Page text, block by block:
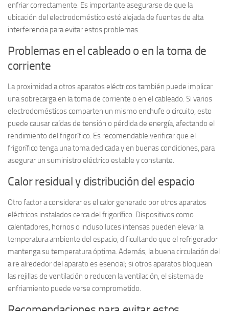
enfriar correctamente. Es importante asegurarse de que la
ubicación del electrodoméstico esté alejada de fuentes de alta
interferencia para evitar estos problemas.
Problemas en el cableado o en la toma de
corriente
La proximidad a otros aparatos eléctricos también puede implicar
una sobrecarga en la toma de corriente o en el cableado. Si varios
electrodomésticos comparten un mismo enchufe o circuito, esto
puede causarcaídas de tensión o pérdida de energía, afectando el
rendimiento del frigorífico. Es recomendable verificar que el
frigorífico tenga una toma dedicada y en buenas condiciones, para
asegurar un suministro eléctrico estable y constante.
Calor residual y distribución del espacio
Otro factor a considerar es el calor generado por otros aparatos
eléctricos instalados cerca del frigorífico. Dispositivos como
calentadores, hornos o incluso luces intensas pueden elevar la
temperatura ambiente del espacio, dificultando que el refrigerador
mantenga su temperatura óptima. Además, la buena circulación del
aire alrededor del aparato es esencial; si otros aparatos bloquean
las rejillas de ventilación o reducen la ventilación, el sistema de
enfriamiento puede verse comprometido.